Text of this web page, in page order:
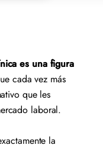
es una figura
cada vez más
que les
laboral.
la